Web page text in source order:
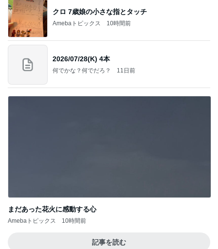
クロ 7歳娘の小さな指とタッチ
Amebaトピックス 10時間前
2026/07/28(K) 4本
何でかな？何でだろ？ 11日前
まだあった花火に感動する心
Amebaトピックス 10時間前
記事を読む